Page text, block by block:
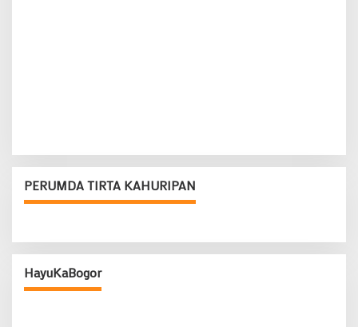
PERUMDA TIRTA KAHURIPAN
HayuKaBogor